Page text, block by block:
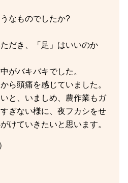
なものでしたか?
だき、「足」はいいのか
がバキバキでした。
ら頭痛を感じていました。
と、いましめ、農作業もガ
ぎない様に、夜フカシをせ
けていきたいと思います。